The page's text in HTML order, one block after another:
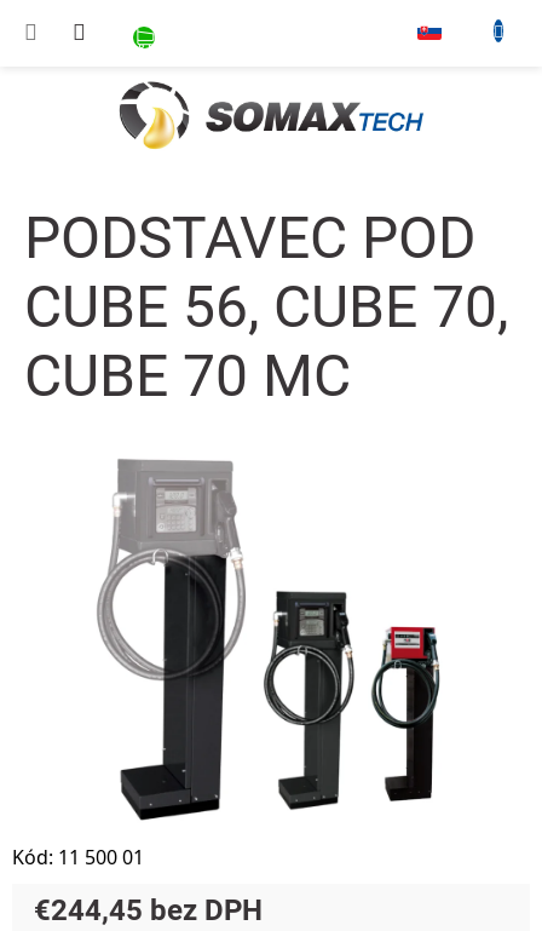
NÁKUPNÝ KOŠÍK
PODSTAVEC POD
CUBE 56, CUBE 70,
CUBE 70 MC
€244,45
Kód: 11 500 01